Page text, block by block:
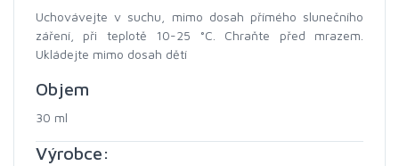
Uchovávejte v suchu, mimo dosah přímého slunečního
záření, při teplotě 10-25 °C. Chraňte před mrazem.
Ukládejte mimo dosah dětí
Objem
30 ml
Výrobce: